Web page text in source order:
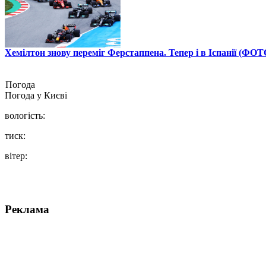
Хемілтон знову переміг Ферстаппена. Тепер і в Іспанії
Погода
Погода у Києві
вологість:
тиск:
вітер:
Реклама